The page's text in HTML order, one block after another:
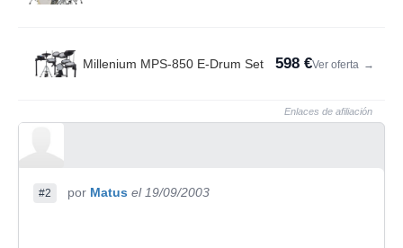
Millenium MPS-850 E-Drum Set 598 €Ver oferta →
Enlaces de afiliación
#2 por Matus el 19/09/2003